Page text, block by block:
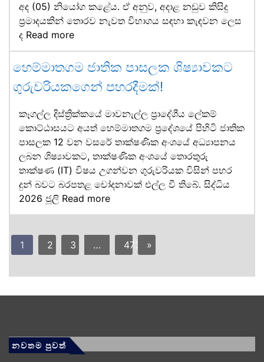
අද (05) නියෝග කළේය. ඒ අනුව, අදාළ නඩුව කිසිදු
ප්‍රමාදයකින් තොරව නැවත විභාගය සඳහා කැඳවන ලෙස
ද Read more
හෙම්මාතගම ජාතික පාසලක ශිෂ්‍යාවකට
ගුරුවරියකගෙන් පහරදීමක්!
කෑගල්ල දිස්ත්‍රික්කයේ මාවනැල්ල ප්‍රාදේශීය ලේකම්
කොට්ඨාසයට අයත් හෙම්මාතගම ප්‍රදේශයේ පිහිටි ජාතික
පාසලක 12 වන වසරේ තාක්ෂණික අංශයේ අධ්‍යාපනය
ලබන ශිෂ්‍යාවකට, තාක්ෂණික අංශයේ තොරතුරු
තාක්ෂණ (IT) විෂය උගන්වන ගුරුවරියක විසින් පහර
දුන් බවට බරපතළ චෝදනාවක් එල්ල වී තිබේ. සිද්ධිය
2026 ජූලි Read more
1 2 3 … 473 »
නවතම පුවත්